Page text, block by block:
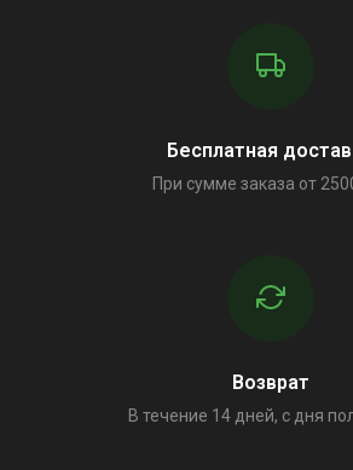
Бесплатная
При сумме заказа от
Возврат
В течение 14 дней, с дня